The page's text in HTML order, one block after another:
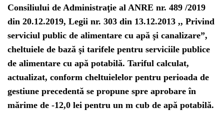
Consiliului de Administraţie al ANRE nr. 489 /2019
din 20.12.2019, Legii nr. 303 din 13.12.2013 ,, Privind
serviciul public de alimentare cu apă şi canalizare”,
cheltuiele de bază şi tarifele pentru serviciile publice
de alimentare cu apă potabilă. Tariful calculat,
actualizat, conform cheltuielelor pentru perioada de
gestiune precedentă se propune spre aprobare în
mărime de -12,0 lei pentru un m cub de apă potabilă.